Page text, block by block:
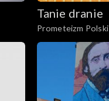
Tanie dranie
Prometeizm Polski